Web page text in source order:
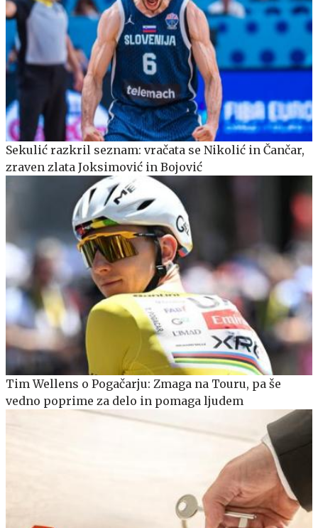
Sekulić razkril seznam: vračata se Nikolić in Čančar,
zraven zlata Joksimović in Bojović
Tim Wellens o Pogačarju: Zmaga na Touru, pa še
vedno poprime za delo in pomaga ljudem